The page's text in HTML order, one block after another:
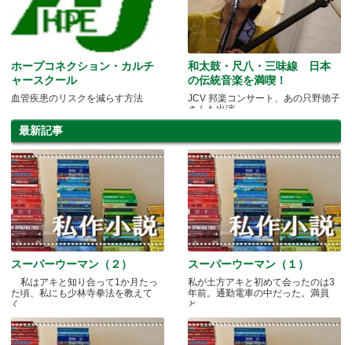
ホープコネクション・カルチ
ャースクール
血管疾患のリスクを減らす方法
和太鼓・尺八・三味線 日本
の伝統音楽を満喫！
JCV 邦楽コンサート、あの只野徳子
さんも出演
最新記事
スーパーウーマン（２）
私はアキと知り合って1か月たっ
た頃、私にも少林寺拳法を教えて
く.....
スーパーウーマン（１）
私が土方アキと初めて会ったのは3
年前。通勤電車の中だった。満員
と.....